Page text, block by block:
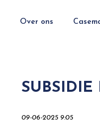
Over ons
SUBSIDIE
09-06-2025 9:05